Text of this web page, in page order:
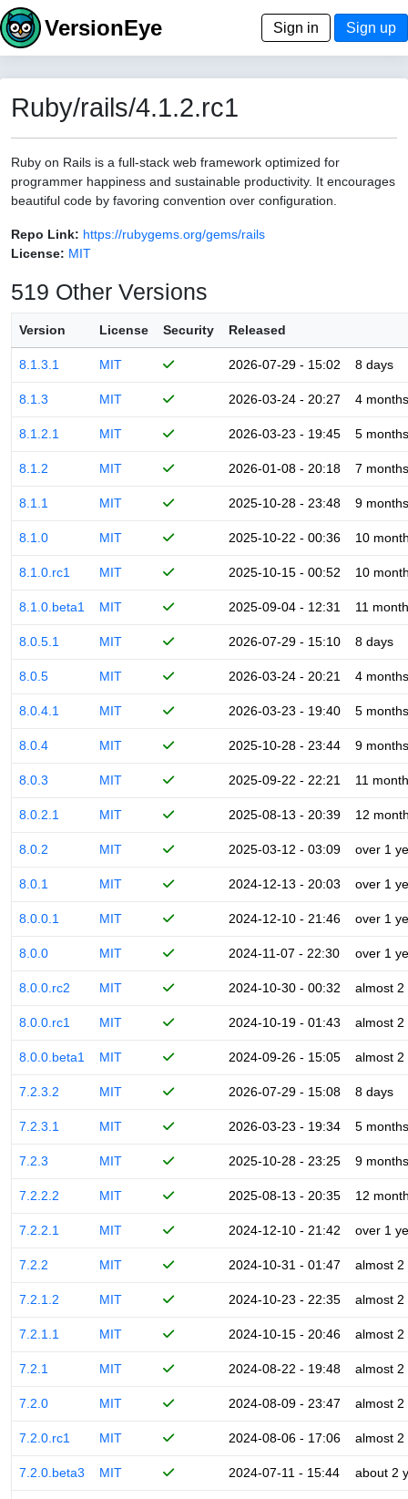
VersionEye Sign in Sign up
Ruby/rails/4.1.2.rc1
Ruby on Rails is a full-stack web framework optimized for
programmer happiness and sustainable productivity. It encourages
beautiful code by favoring convention over configuration.
Repo Link: https://rubygems.org/gems/rails
License: MIT
519 Other Versions
Version License Security Released
8.1.3.1 MIT 2026-07-29 - 15:02 8 days
8.1.3 MIT 2026-03-24 - 20:27 4 months
8.1.2.1 MIT 2026-03-23 - 19:45 5 months
8.1.2 MIT 2026-01-08 - 20:18 7 months
8.1.1 MIT 2025-10-28 - 23:48 9 months
8.1.0 MIT 2025-10-22 - 00:36 10
8.1.0.rc1 MIT 2025-10-15 - 00:52 10
8.1.0.beta1 MIT 2025-09-04 - 12:31 11
8.0.5.1 MIT 2026-07-29 - 15:10 8 days
8.0.5 MIT 2026-03-24 - 20:21 4 months
8.0.4.1 MIT 2026-03-23 - 19:40 5 months
8.0.4 MIT 2025-10-28 - 23:44 9 months
8.0.3 MIT 2025-09-22 - 22:21 11
8.0.2.1 MIT 2025-08-13 - 20:39 12
8.0.2 MIT 2025-03-12 - 03:09 over 1
8.0.1 MIT 2024-12-13 - 20:03 over 1
8.0.0.1 MIT 2024-12-10 - 21:46 over 1
8.0.0 MIT 2024-11-07 - 22:30 over 1
8.0.0.rc2 MIT 2024-10-30 - 00:32 almost 2
8.0.0.rc1 MIT 2024-10-19 - 01:43 almost 2
8.0.0.beta1 MIT 2024-09-26 - 15:05 almost 2
7.2.3.2 MIT 2026-07-29 - 15:08 8 days
7.2.3.1 MIT 2026-03-23 - 19:34 5 months
7.2.3 MIT 2025-10-28 - 23:25 9 months
7.2.2.2 MIT 2025-08-13 - 20:35 12
7.2.2.1 MIT 2024-12-10 - 21:42 over 1
7.2.2 MIT 2024-10-31 - 01:47 almost 2
7.2.1.2 MIT 2024-10-23 - 22:35 almost 2
7.2.1.1 MIT 2024-10-15 - 20:46 almost 2
7.2.1 MIT 2024-08-22 - 19:48 almost 2
7.2.0 MIT 2024-08-09 - 23:47 almost 2
7.2.0.rc1 MIT 2024-08-06 - 17:06 almost 2
7.2.0.beta3 MIT 2024-07-11 - 15:44 about 2